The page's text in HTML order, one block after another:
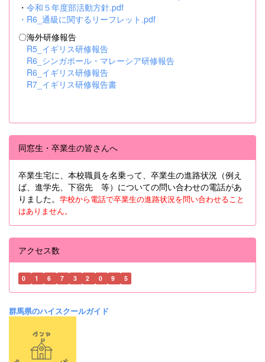
・ 令和５年度部活動方針.pdf
・ R6_通級に関するリーフレット.pdf
〇海外研修報告
R5_イギリス研修報告
R6_シンガポール・マレーシア研修報告
R6_イギリス研修報告
R7_イギリス研修報告書
同窓生・卒業生の皆さんへ
卒業生宅に、本校職員を名乗って、卒業生の進路状況（例え
ば、進学先、下宿先 等）についての問い合わせの電話があ
りました。 学校から電話で卒業生の進路状況を問い合わせること
はありません。
アクセス数
0 1 6 7 3 2 0 9 5
群馬県のハイスクールガイド